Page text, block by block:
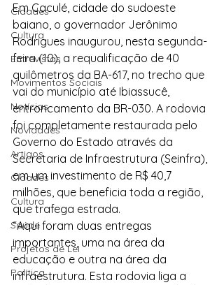
Cidades
Cultura
Entrevistas
Movimentos Sociais
Notícias
Novidades
Artigos
Cidades
Cultura
Saúde
Projetos de Lei
Política
Em Caculé, cidade do sudoeste
baiano, o governador Jerônimo
Rodrigues inaugurou, nesta segunda-
feira (10), a requalificação de 40
quilômetros da BA-617, no trecho que
vai do município até Ibiassucê,
entroncamento da BR-030. A rodovia
foi completamente restaurada pelo
Governo do Estado através da
Secretaria de Infraestrutura (Seinfra),
em um investimento de R$ 40,7
milhões, que beneficia toda a região,
que trafega estrada.
“Aqui foram duas entregas
importantes, uma na área da
educação e outra na área da
infraestrutura. Esta rodovia liga a